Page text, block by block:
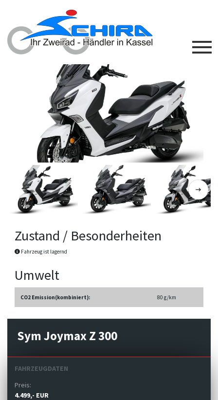
Zustand / Besonderheiten
Fahrzeug ist lagernd
Umwelt
CO2 Emission(kombiniert): 80 g/km
Sym Joymax Z 300
FAHRZEUGDATEN
Preis:
4.499,- EUR